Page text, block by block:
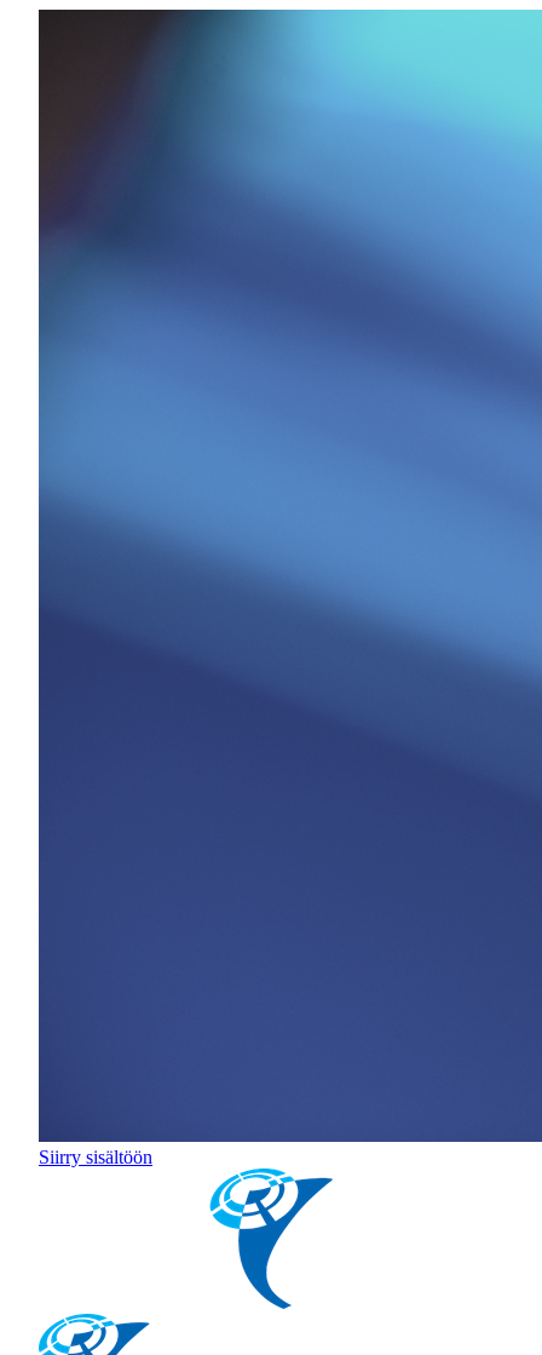
Siirry sisältöön